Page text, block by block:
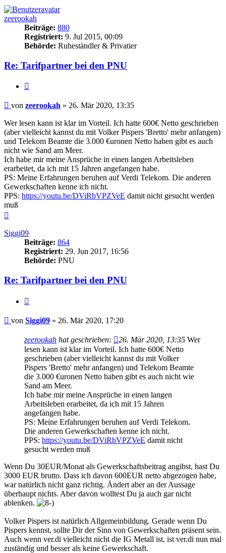
zeerookah
Beiträge: 880
Registriert: 9. Jul 2015, 00:09
Behörde: Ruheständler & Privatier
Re: Tarifpartner bei den PNU
Beitrag
von zeerookah » 26. Mär 2020, 13:35
Wer lesen kann ist klar im Vorteil. Ich hatte 600€ Netto geschrieben
(aber vielleicht kannst du mit Volker Pispers 'Bretto' mehr anfangen)
und Telekom Beamte die 3.000 €uronen Netto haben gibt es auch
nicht wie Sand am Meer.
Ich habe mir meine Ansprüche in einen langen Arbeitsleben
erarbeitet, da ich mit 15 Jahren angefangen habe.
PS: Meine Erfahrungen beruhen auf Verdi Telekom. Die anderen
Gewerkschaften kenne ich nicht.
PPS: https://youtu.be/DViRbVPZVeE damit nicht gesucht werden
muß
Siggi09
Beiträge: 864
Registriert: 29. Jun 2017, 16:56
Behörde: PNU
Re: Tarifpartner bei den PNU
Beitrag
von Siggi09 » 26. Mär 2020, 17:20
zeerookah hat geschrieben: 26. Mär 2020, 13:35 Wer
lesen kann ist klar im Vorteil. Ich hatte 600€ Netto
geschrieben (aber vielleicht kannst du mit Volker
Pispers 'Bretto' mehr anfangen) und Telekom Beamte
die 3.000 €uronen Netto haben gibt es auch nicht wie
Sand am Meer.
Ich habe mir meine Ansprüche in einen langen
Arbeitsleben erarbeitet, da ich mit 15 Jahren
angefangen habe.
PS: Meine Erfahrungen beruhen auf Verdi Telekom.
Die anderen Gewerkschaften kenne ich nicht.
PPS: https://youtu.be/DViRbVPZVeE damit nicht
gesucht werden muß
Wenn Du 30EUR/Monat als Gewerkschaftsbeitrag angibst, hast Du
3000 EUR brutto. Dass ich davon 600EUR netto abgezogen habe,
war natürlich nicht ganz richtig. Ändert aber an der Aussage
überhaupt nichts. Aber davon wolltest Du ja auch gar nicht
ablenken.
Volker Pispers ist natürlich Allgemeinbildung. Gerade wenn Du
Pispers kennst, sollte Dir der Sinn von Gewerkschaften präsent sein.
Auch wenn ver.di vielleicht nicht die IG Metall ist, ist ver.di nun mal
zuständig und besser als keine Gewerkschaft.